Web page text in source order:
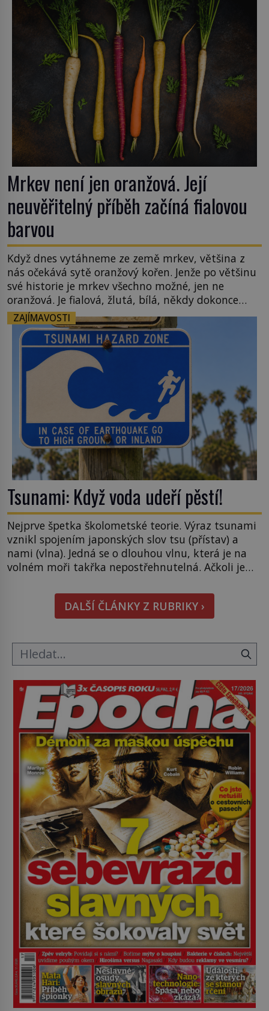
od poloviny 19. století, ovšem jako Češi […]
Mrkev není jen oranžová. Její
neuvěřitelný příběh začíná fialovou
barvou
Když dnes vytáhneme ze země mrkev, většina z
nás očekává sytě oranžový kořen. Jenže po většinu
své historie je mrkev všechno možné, jen ne
oranžová. Je fialová, žlutá, bílá, někdy dokonce
téměř černá. Až díky stovkám let pečlivého
šlechtění se z ní stává zelenina, bez které si českou
zahradu ani nedokážeme představit. Její příběh je
ZAJÍMAVOSTI
Tsunami: Když voda udeří pěstí!
Nejprve špetka školometské teorie. Výraz tsunami
vznikl spojením japonských slov tsu (přístav) a
nami (vlna). Jedná se o dlouhou vlnu, která je na
volném moři takřka nepostřehnutelná. Ačkoli je
na volném moři je maximálně 1,5 metru. Máme se
podobné obří vlny obávat i v Evropě? Vznik
tsunami si […]
DALŠÍ ČLÁNKY Z RUBRIKY ›